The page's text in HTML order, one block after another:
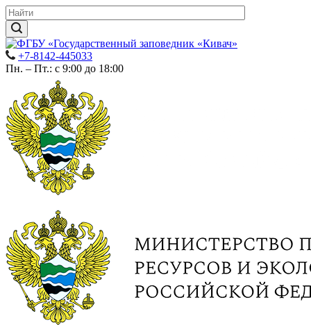
+7-8142-445033
Пн. – Пт.: с 9:00 до 18:00